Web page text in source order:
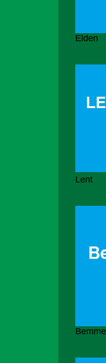
Elden
Lent
Bemmel